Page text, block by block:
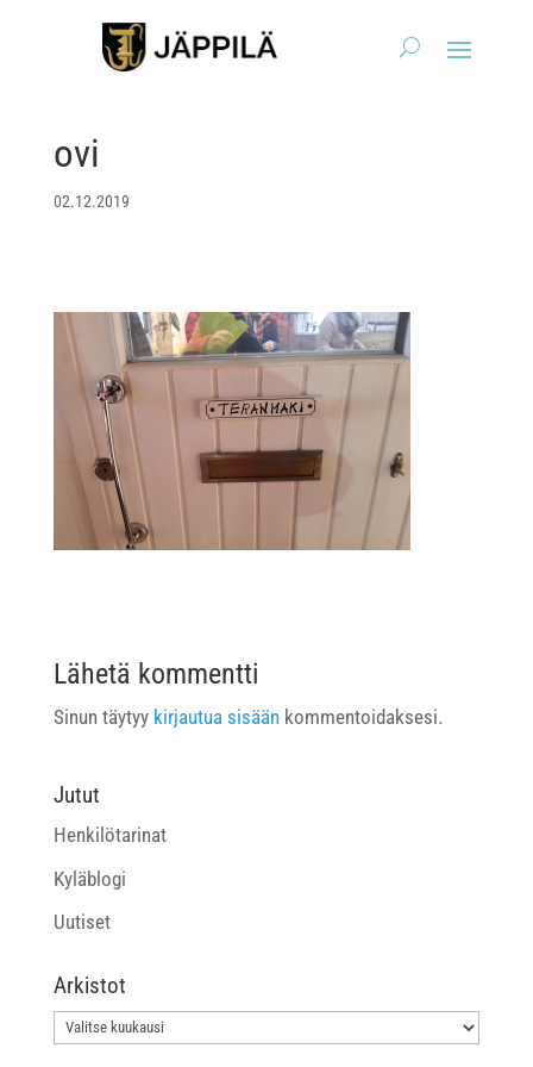
ovi
02.12.2019
Lähetä kommentti
Sinun täytyy kirjautua sisäänkommentoidaksesi.
Jutut
Henkilötarinat
Kyläblogi
Uutiset
Arkistot
Arkistot